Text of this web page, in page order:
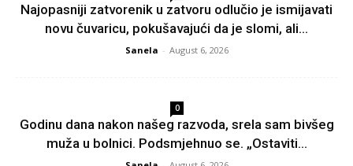
Najopasniji zatvorenik u zatvoru odlučio je ismijavati
novu čuvaricu, pokušavajući da je slomi, ali...
Sanela - August 6, 2026
0
Godinu dana nakon našeg razvoda, srela sam bivšeg
muža u bolnici. Podsmjehnuo se. „Ostaviti...